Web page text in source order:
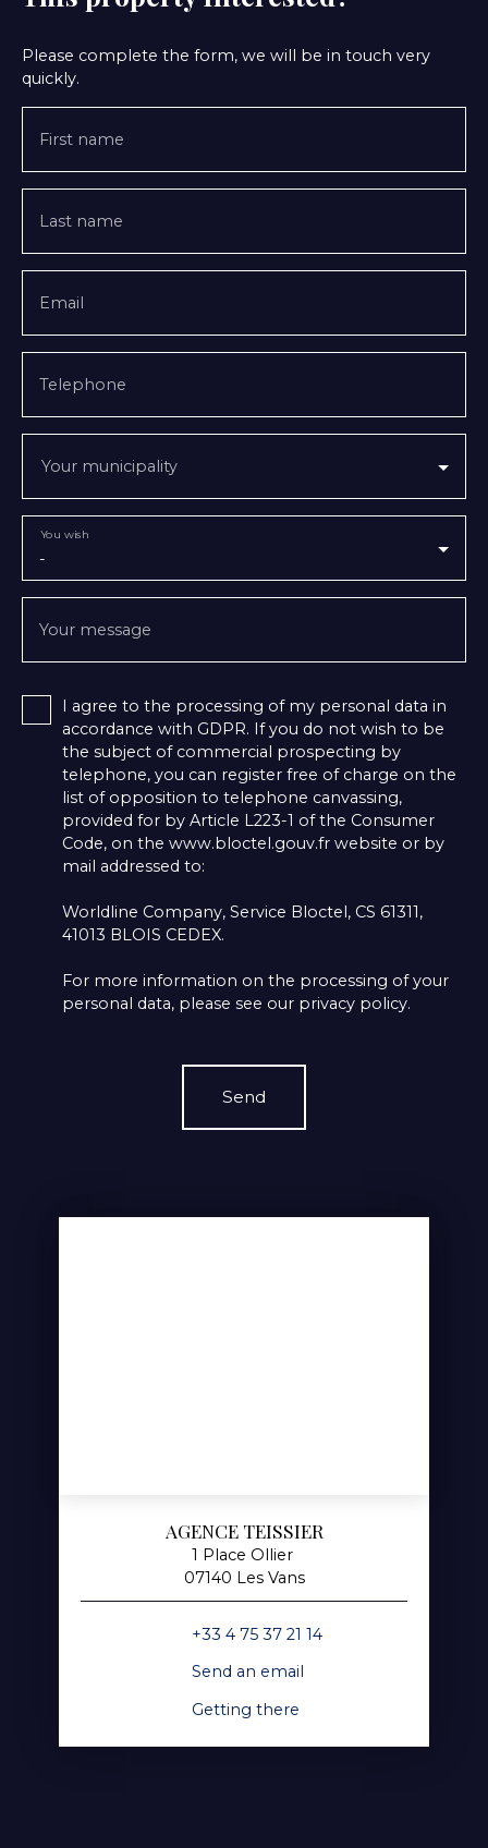
Please complete the form, we will be in touch very
quickly.
First name
Last name
Email
Telephone
Your municipality
-
You wish
Your message
I agree to the processing of my personal data in
accordance with GDPR. If you do not wish to be
the subject of commercial prospecting by
telephone, you can register free of charge on the
list of opposition to telephone canvassing,
provided for by Article L223-1 of the Consumer
Code, on the www.bloctel.gouv.fr website or by
mail addressed to:
Worldline Company, Service Bloctel, CS 61311,
41013 BLOIS CEDEX.
For more information on the processing of your
personal data, please see our privacy policy.
Send
AGENCE TEISSIER
1 Place Ollier
07140 Les Vans
+33 4 75 37 21 14
Send an email
Getting there